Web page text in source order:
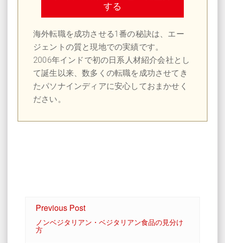
する
海外転職を成功させる1番の秘訣は、エー
ジェントの質と現地での実績です。
2006年インドで初の日系人材紹介会社とし
て誕生以来、数多くの転職を成功させてき
たパソナインディアに安心しておまかせく
ださい。
Previous Post
ノンベジタリアン・ベジタリアン食品の見分け
方